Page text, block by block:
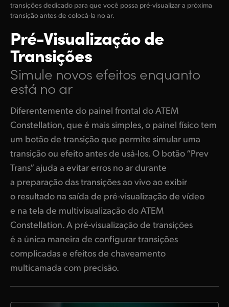
transições dedicado para que você possa pré-visualizar a próxima
transição antes de colocá-la no ar.
Pré-Visualizaçãode
Transições
Simule novos efeitos enquanto
está no ar
Diferentemente do painel frontal do ATEM
Constellation, que é mais simples, o painel físico tem
um botão de transição que permite simular uma
transição ou efeito antes de usá-los. O botão “Prev
Trans” ajuda a evitar erros no ar durante
a preparação das transições ao vivo ao exibir
o resultado na saída de pré-visualização de vídeo
e na tela de multivisualização do ATEM
Constellation. A pré-visualização de transições
é a única maneira de configurar transições
complicadas e efeitos de chaveamento
multicamada com precisão.